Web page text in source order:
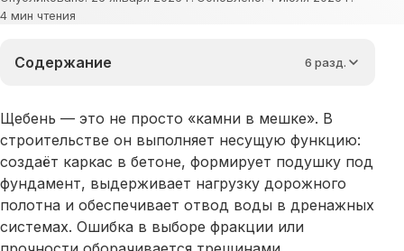
4 мин чтения
Содержание 6 разд.
Щебень — это не просто «камни в мешке». В
строительстве он выполняет несущую функцию:
создаёт каркас в бетоне, формирует подушку под
фундамент, выдерживает нагрузку дорожного
полотна и обеспечивает отвод воды в дренажных
системах. Ошибка в выборе фракции или